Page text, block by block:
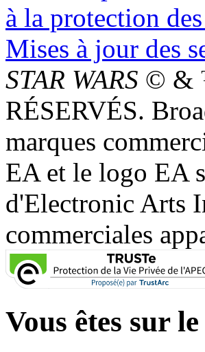
à la protection
Mises à jour des
STAR WARS © &
RÉSERVÉS.
marques
EA et le logo EA
d'Electronic Arts
commerciales
Vous êtes sur